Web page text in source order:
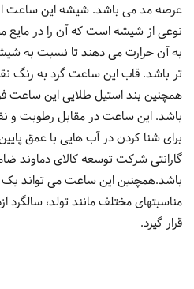
عرصه مد می باشد. شیشه این ساعت
نوعی از شیشه است که آن را در
به آن حرارت می دهند تا نسبت به
همچنین بند استیل طلایی این ساعت
باشد. این ساعت در مقابل رطوبت و
گارانتی شرکت توسعه کالای دماوند
باشد.همچنین این ساعت می تواند یک
مناسبتهای مختلف مانند تولد، سالگرد
قرار گیرد.